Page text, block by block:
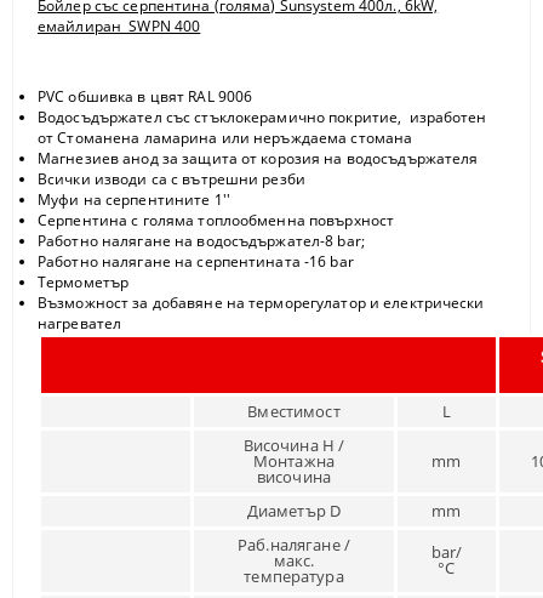
Бойлер със серпентина (голяма) Sunsystem 400л., 6kW,
емайлиран SWPN 400
PVC обшивка в цвят RAL 9006
Водосъдържател със стъклокерамично покритие, изработен
от Стоманена ламарина или неръждаема стомана
Магнезиев анод за защита от корозия на водосъдържателя
Всички изводи са с вътрешни резби
Муфи на серпентините 1''
Серпентина с голяма топлообменна повърхност
Работно налягане на водосъдържател-8 bar;
Работно налягане на серпентината -16 bar
Термометър
Възможност за добавяне на терморегулатор и електрически
нагревател
Вместимост
L
Височина H /
Монтажна
височина
mm
Диаметър D
mm
Раб.налягане /
макс.
температура
bar/
°C